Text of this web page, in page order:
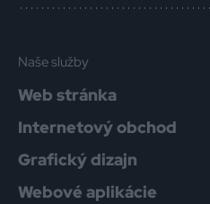
Naše služby
Web stránka
Internetový obchod
Grafický dizajn
Webové aplikácie